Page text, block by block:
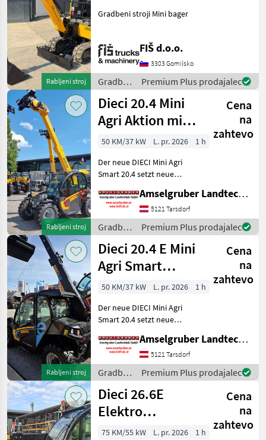
Rabljeni stroj
Gradbeni stroji Mini bager
FIŠ d.o.o.
3303 Gomilsko
Gradbeni
stroji /
JCB
Premium Plus prodajalec
Rabljeni stroj
Dieci 20.4 Mini
Agri Aktion mit
Österreichpaket
Cena
na
zahtevo
50 KM/37 kW L. pr. 2026
1 h
Der neue DIECI Mini Agri
Smart 20.4 setzt neue
Teleskopladermarkt. Stufe
5 Motor - -Größte Kabine
(Baugleich vom Modell 26.6
Mini Agri) -50
Amselgruber Landtechnik GmbH
5121 Tarsdorf
Gradbeni
stroji /
Dieci
Premium Plus prodajalec
Rabljeni stroj
Dieci 20.4 E Mini
Agri Smart
ELEKTRO
Teleskoplader
TOP
Cena
na
zahtevo
50 KM/37 kW L. pr. 2026
1 h
Der neue DIECI Mini Agri
Smart 20.4 setzt neue
Teleskopladermarkt. 100 %
Elektro! -Größte Kabine
(Baugleich vom Modell 26.6
Mini Agri) -Echt
Amselgruber Landtechnik GmbH
5121 Tarsdorf
Gradbeni
stroji /
Dieci
Premium Plus prodajalec
Dieci 26.6E
Elektro
Teleskoplader
Cena
na
zahtevo
75 KM/55 kW L. pr. 2026
1 h